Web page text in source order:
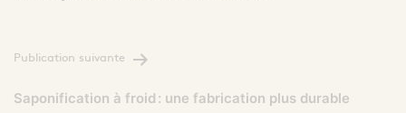
Publication suivante
Saponification à froid : une fabrication plus durable